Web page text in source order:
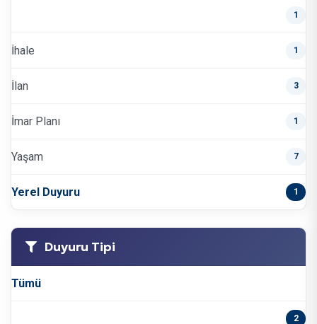
1
İhale 1
İlan 3
İmar Planı 1
Yaşam 7
Yerel Duyuru 1
Duyuru Tipi
Tümü
2